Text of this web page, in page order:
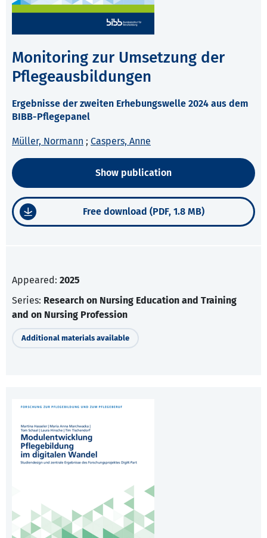
Monitoring zur Umsetzung der
Pflegeausbildungen
Ergebnisse der zweiten Erhebungswelle 2024 aus dem
BIBB-Pflegepanel
Müller, Normann ; Caspers, Anne
Show publication
Free download (PDF, 1.8 MB)
Appeared: 2025
Series: Research on Nursing Education and Training
and on Nursing Profession
Additional materials available